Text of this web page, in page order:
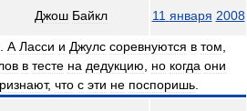
Джош Байкл 11 января 2008
А Ласси и Джулс соревнуются в том
в тесте на дедукцию но когда они
, что с эти не поспоришь